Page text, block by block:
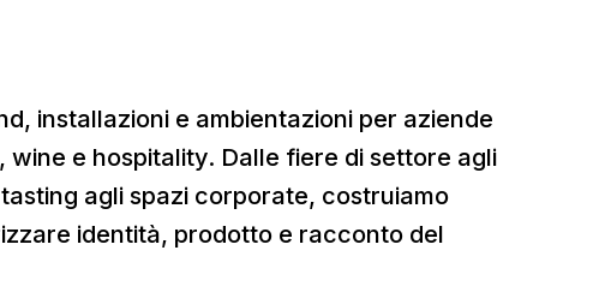
installazioni e ambientazioni per aziende
e hospitality. Dalle fiere di settore agli
agli spazi corporate, costruiamo
identità, prodotto e racconto del